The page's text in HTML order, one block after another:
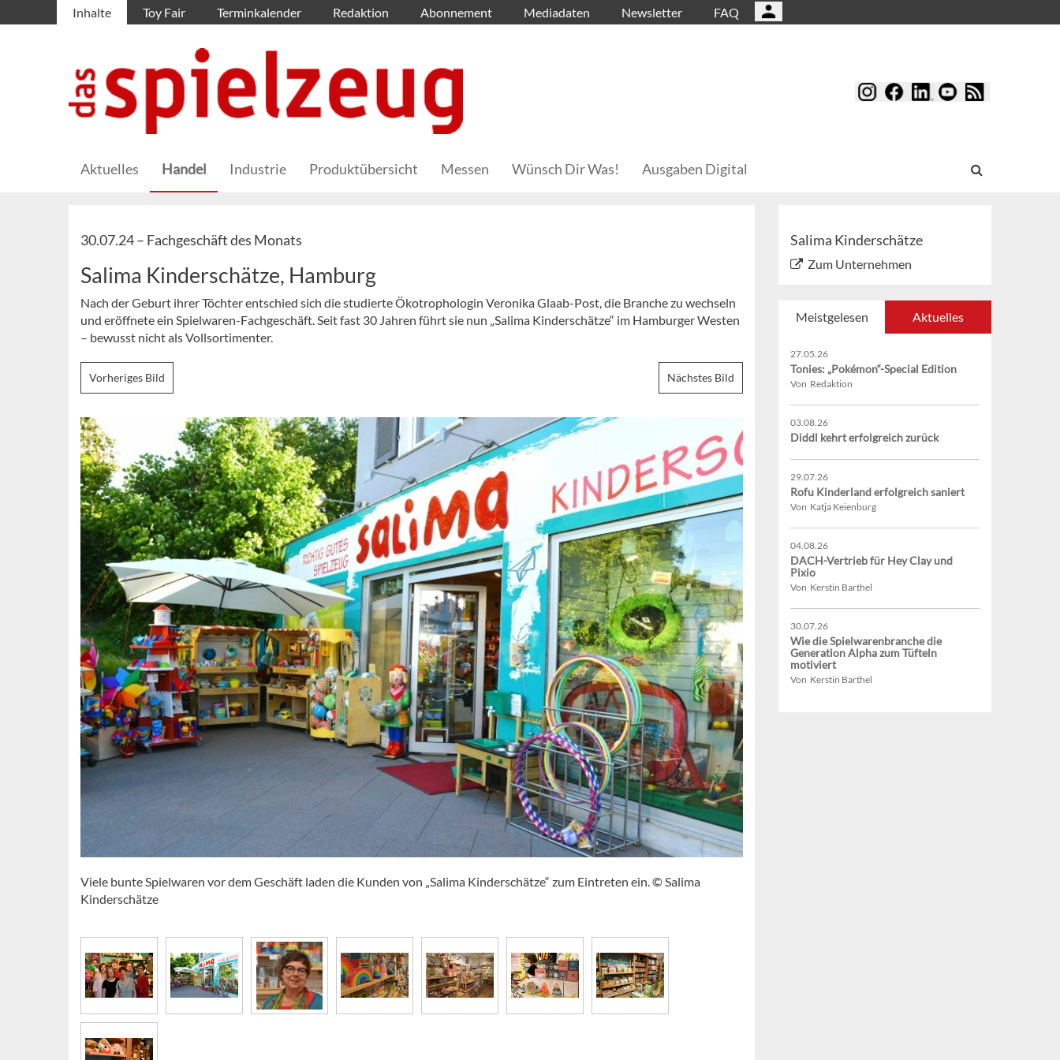
Inhalte Toy Fair Terminkalender Redaktion Abonnement Mediadaten Newsletter FAQ
Aktuelles Handel Industrie Produktübersicht Messen Wünsch Dir Was! Ausgaben Digital
30.07.24 – Fachgeschäft des Monats
Salima Kinderschätze, Hamburg
Nach der Geburt ihrer Töchter entschied sich die studierte Ökotrophologin Veronika Glaab-Post, die Branche zu wechseln
und eröffnete ein Spielwaren-Fachgeschäft. Seit fast 30 Jahren führt sie nun „Salima Kinderschätze“ im Hamburger Westen
– bewusst nicht als Vollsortimenter.
Vorheriges Bild Nächstes Bild
Viele bunte Spielwaren vor dem Geschäft laden die Kunden von „Salima Kinderschätze“ zum Eintreten ein. © Salima
Kinderschätze
Salima Kinderschätze
Zum Unternehmen
Meistgelesen Aktuelles
27.05.26
Tonies: „Pokémon“-Special Edition
Von Redaktion
03.08.26
Diddl kehrt erfolgreich zurück
29.07.26
Rofu Kinderland erfolgreich saniert
Von Katja Keienburg
04.08.26
DACH-Vertrieb für Hey Clay und
Pixio
Von Kerstin Barthel
30.07.26
Wie die Spielwarenbranche die
Generation Alpha zum Tüfteln
motiviert
Von Kerstin Barthel